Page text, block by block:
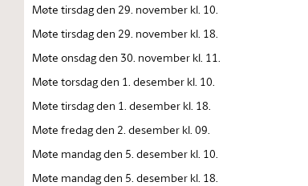
Møte tirsdag den 29. november kl. 10.
Møte tirsdag den 29. november kl. 18.
Møte onsdag den 30. november kl. 11.
Møte torsdag den 1. desember kl. 10.
Møte tirsdag den 1. desember kl. 18.
Møte fredag den 2. desember kl. 09.
Møte mandag den 5. desember kl. 10.
Møte mandag den 5. desember kl. 18.